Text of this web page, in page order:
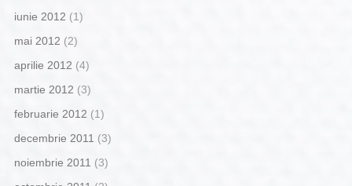
iunie 2012 (1)
mai 2012 (2)
aprilie 2012 (4)
martie 2012 (3)
februarie 2012 (1)
decembrie 2011 (3)
noiembrie 2011 (3)